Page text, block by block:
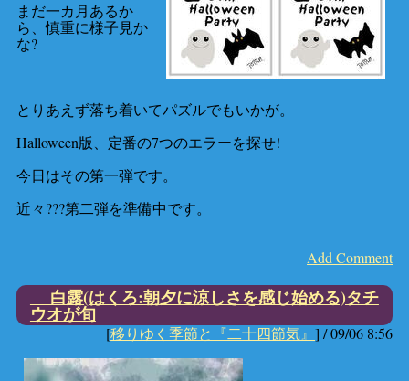
まだ一カ月あるか
ら、慎重に様子見か
な?
とりあえず落ち着いてパズルでもいかが。
Halloween版、定番の7つのエラーを探せ!
今日はその第一弾です。
近々???第二弾を準備中です。
Add Comment
白露(はくろ:朝夕に涼しさを感じ始める)タチ
ウオが旬
[移りゆく季節と『二十四節気』] /09/06 8:56